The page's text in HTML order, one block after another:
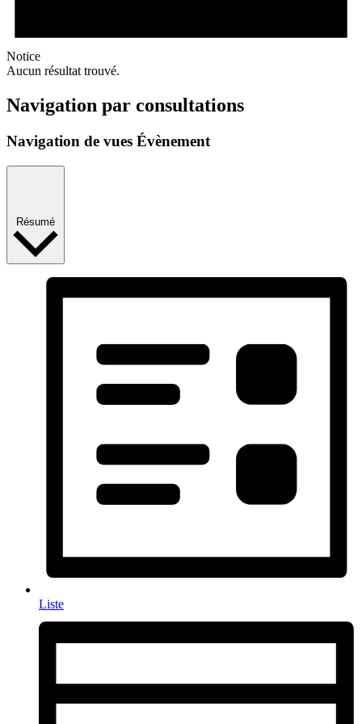
Notice
Aucun résultat trouvé.
Navigation par consultations
Navigation de vues Évènement
Résumé
Liste